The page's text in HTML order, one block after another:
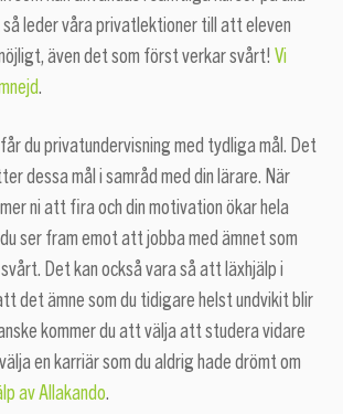
leder våra privatlektioner till att eleven
även det som först verkar svårt! Vi
.
du privatundervisning med tydliga mål. Det
dessa mål i samråd med din lärare. När
ni att fira och din motivation ökar hela
ser fram emot att jobba med ämnet som
Det kan också vara så att läxhjälp i
det ämne som du tidigare helst undvikit blir
kommer du att välja att studera vidare
en karriär som du aldrig hade drömt om
av Allakando.